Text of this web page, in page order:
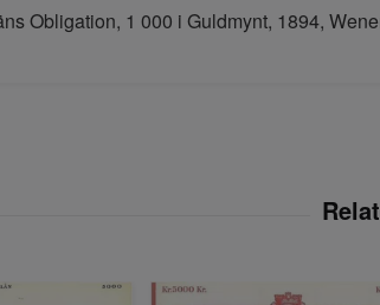
Obligation, 1 000 i Guldmynt, 1894,